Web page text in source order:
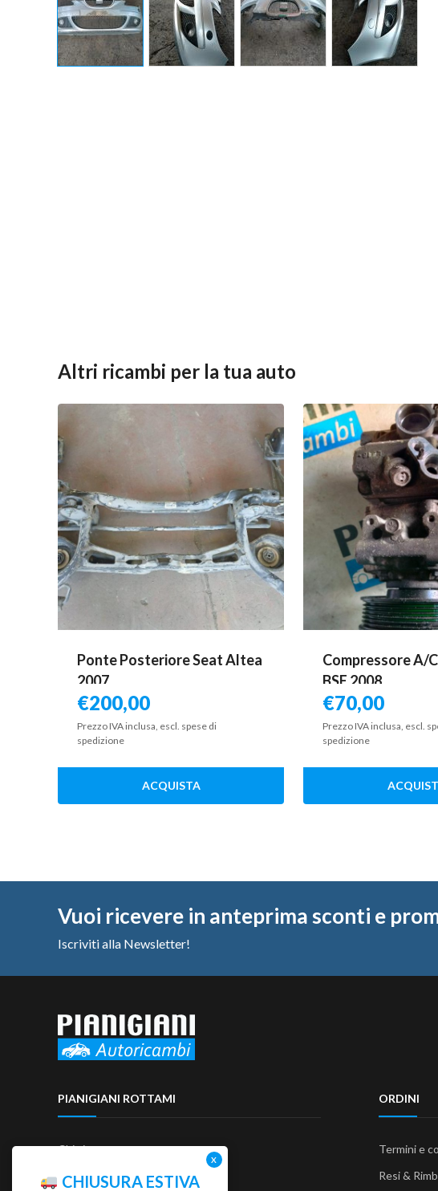
Altri ricambi per la tua auto
Ponte Posteriore Seat Altea
2007
€200,00
Prezzo IVA inclusa, escl. spese di
spedizione
ACQUISTA
Compressore A/
BSE 2008
€70,00
Prezzo IVA inclusa, escl.
spedizione
Vuoi ricevere in anteprima sconti e
Iscriviti alla Newsletter!
PIANIGIANI ROTTAMI
Chi siamo
Contattaci
ORDINI
Termini e
Resi &
CHIUSURA ESTIVA